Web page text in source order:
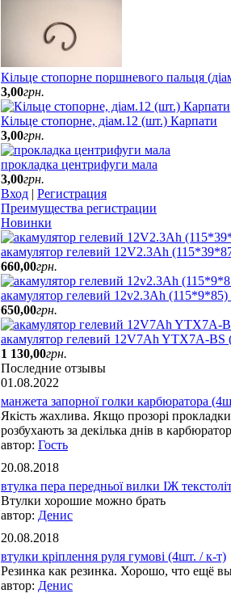
Кільце стопорне поршневого пальця
3,00грн.
Кільце стопорне, діам.12 (шт.) Карпати
3,00грн.
прокладка центрифуги мала
3,00грн.
Вход | Регистрация
Преимущества регистрации
Новинки
акамулятор гелевий 12V2.3Ah
660,00грн.
акамулятор гелевий 12v2.3Ah (115*9*85)
650,00грн.
акамулятор гелевий 12V7Ah YTX7A-
1 130,00грн.
Последние отзывы
01.08.2022
манжета запорної голки карбюратора
Якість жахлива. Якщо прозорі прокладки
розбухають за декілька днів в
Гость
20.08.2018
втулка пера передньої вилки ІЖ
Втулки хорошие можно брать
Денис
20.08.2018
втулки кріплення руля гумові (4шт. / к-т)
Резинка как резинка. Хорошо, что ещё
Денис